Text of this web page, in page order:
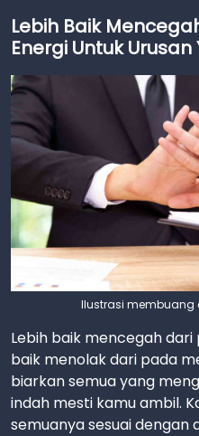
Lebih Baik
Energi Untuk
Ilustrasi membuang
Lebih baik mencegah
baik menolak dari pada
biarkan semua yang
indah mesti kamu ambil.
semuanya sesuai dengan